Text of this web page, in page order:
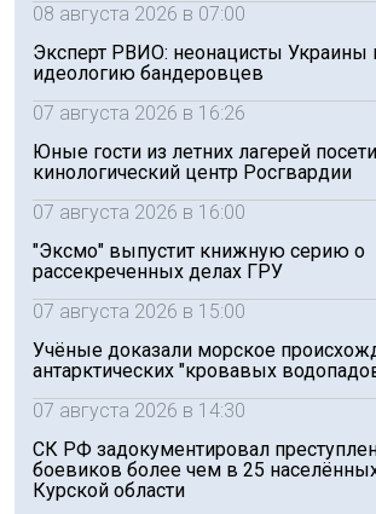
08 августа 2026 в 07:00
Эксперт РВИО: неонацисты Украины
идеологию бандеровцев
07 августа 2026 в 16:26
Юные гости из летних лагерей
кинологический центр Росгвардии
07 августа 2026 в 16:00
"Эксмо" выпустит книжную серию о
рассекреченных делах ГРУ
07 августа 2026 в 15:00
Учёные доказали морское
антарктических "кровавых
07 августа 2026 в 14:30
СК РФ задокументировал
боевиков более чем в 25
Курской области